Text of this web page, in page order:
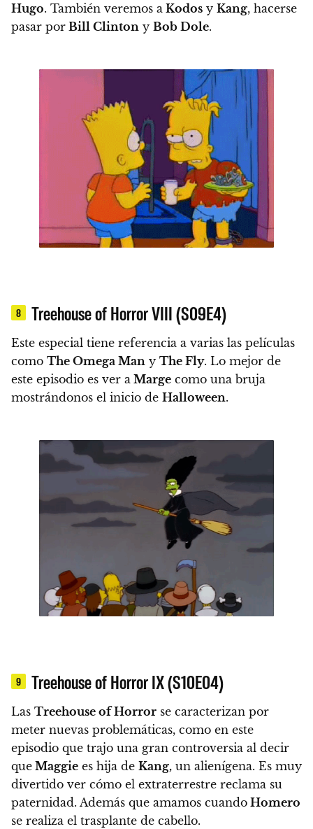
Hugo. También veremos a Kodos y Kang, hacerse
pasar por Bill Clinton y Bob Dole.
8 Treehouse of Horror VIII (S09E4)
Este especial tiene referencia a varias las películas
como The Omega Man y The Fly. Lo mejor de
este episodio es ver a Marge como una bruja
mostrándonos el inicio de Halloween.
9 Treehouse of Horror IX (S10E04)
Las Treehouse of Horror se caracterizan por
meter nuevas problemáticas, como en este
episodio que trajo una gran controversia al decir
que Maggie es hija de Kang, un alienígena. Es muy
divertido ver cómo el extraterrestre reclama su
paternidad. Además que amamos cuando Homero
se realiza el trasplante de cabello.